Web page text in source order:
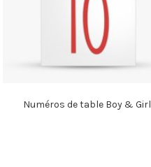
Numéros de table Boy & Girl